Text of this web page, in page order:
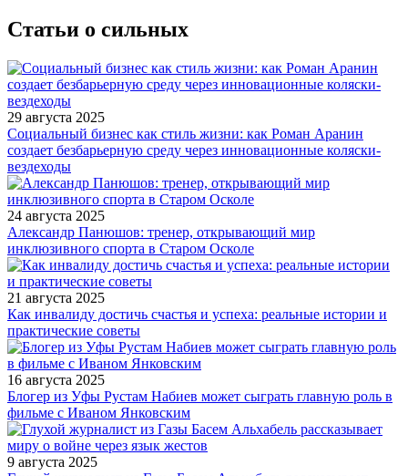
Статьи о сильных
29 августа 2025
Социальный бизнес как стиль жизни: как Роман Аранин
создает безбарьерную среду через инновационные коляски-
вездеходы
24 августа 2025
Александр Панюшов: тренер, открывающий мир
инклюзивного спорта в Старом Осколе
21 августа 2025
Как инвалиду достичь счастья и успеха: реальные истории и
практические советы
16 августа 2025
Блогер из Уфы Рустам Набиев может сыграть главную роль в
фильме с Иваном Янковским
9 августа 2025